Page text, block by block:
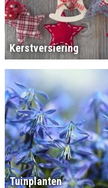
Kerstversiering
Tuinplanten